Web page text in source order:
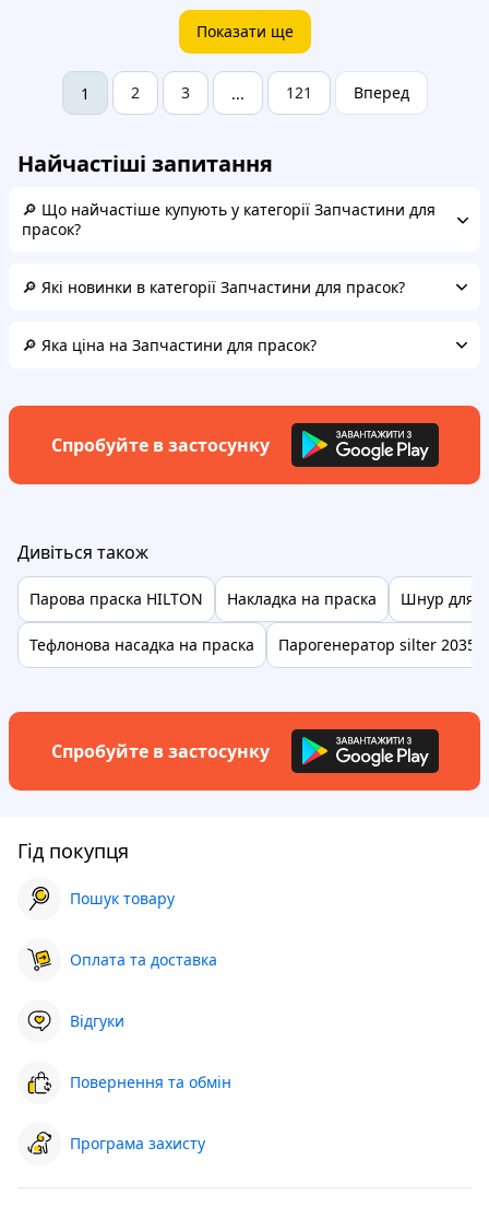
Показати ще
1 2 3 ... 121 Вперед
Найчастіші запитання
🔎 Що найчастіше купують у категорії Запчастини для
прасок?
🔎 Які новинки в категорії Запчастини для прасок?
🔎 Яка ціна на Запчастини для прасок?
Спробуйте в застосунку
Дивіться також
Парова праска HILTON Накладка на праска Шнур для
Тефлонова насадка на праска Парогенератор silter 2035
Спробуйте в застосунку
Гід покупця
Пошук товару
Оплата та доставка
Відгуки
Повернення та обмін
Програма захисту